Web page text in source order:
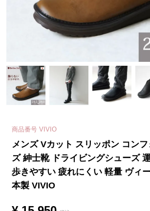
商品番号 VIVIO
メンズ Vカット スリッポン コン
ズ 紳士靴 ドライビングシューズ
歩きやすい 疲れにくい 軽量 ヴィ
本製 VIVIO